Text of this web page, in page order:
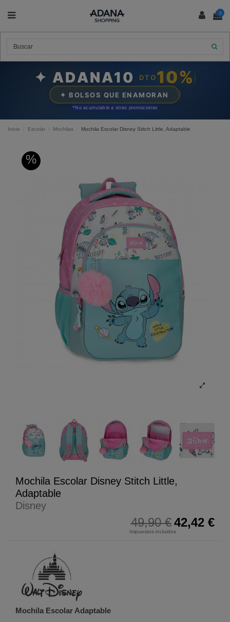
0
✦ ADANA10 DTO10%
✦ BOLSOS QUE ENAMORAN
*No acumulable a otras promociones
Inicio Escolar Mochilas Mochila Escolar Disney Stitch Little, Adaptable
%
Mochila Escolar Disney Stitch Little,
Adaptable
Disney
49,90 €42,42 €
Impuestos incluidos
Mochila Escolar Adaptable